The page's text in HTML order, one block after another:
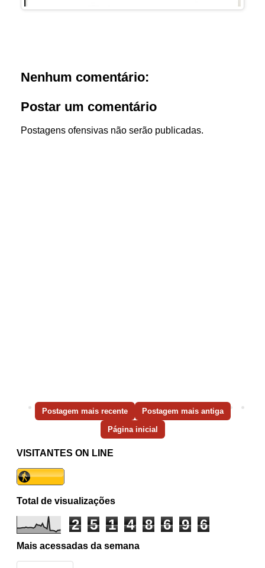
Nenhum comentário:
Postar um comentário
Postagens ofensivas não serão publicadas.
Postagem mais recente Postagem mais antiga
Página inicial
VISITANTES ON LINE
Total de visualizações
2 5 1 4 8 6 9 6
Mais acessadas da semana